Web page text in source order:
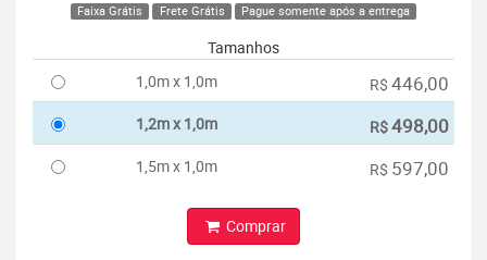
Faixa Grátis Frete Grátis Pague somente após a entrega
Tamanhos
1,0m x 1,0m
R$ 446,00
1,2m x 1,0m R$498,00
1,5m x 1,0m R$ 597,00
Comprar